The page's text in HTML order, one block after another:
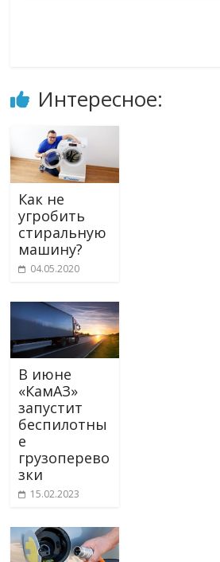
Интересное:
Как не
угробить
стиральную
машину?
04.05.2020
В июне
«КамАЗ»
запустит
беспилотны
е
грузоперево
зки
15.02.2023